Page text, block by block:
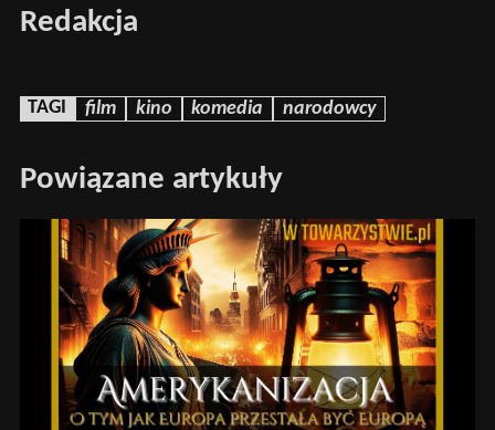
Redakcja
TAGI film kino komedia narodowcy
Powiązane artykuły